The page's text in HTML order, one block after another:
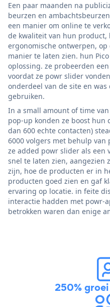
Een paar maanden na
beurzen en
een manier om online te
de kwaliteit van hun
ergonomische ontwerpen,
manier te laten zien. hun
oplossing. ze probeerden
voordat ze powr slider
onderdeel van de site en
gebruiken.
In a small amount of time
pop-up konden ze boost hun
dan 600 echte contacten)
6000 volgers met behulp van
ze added powr slider als een
snel te laten zien, aangezien
zijn, hoe de producten er in
producten goed zien en gaf
ervaring op locatie. in feite
interactie hadden met powr-
betrokken waren dan enige
250% groei